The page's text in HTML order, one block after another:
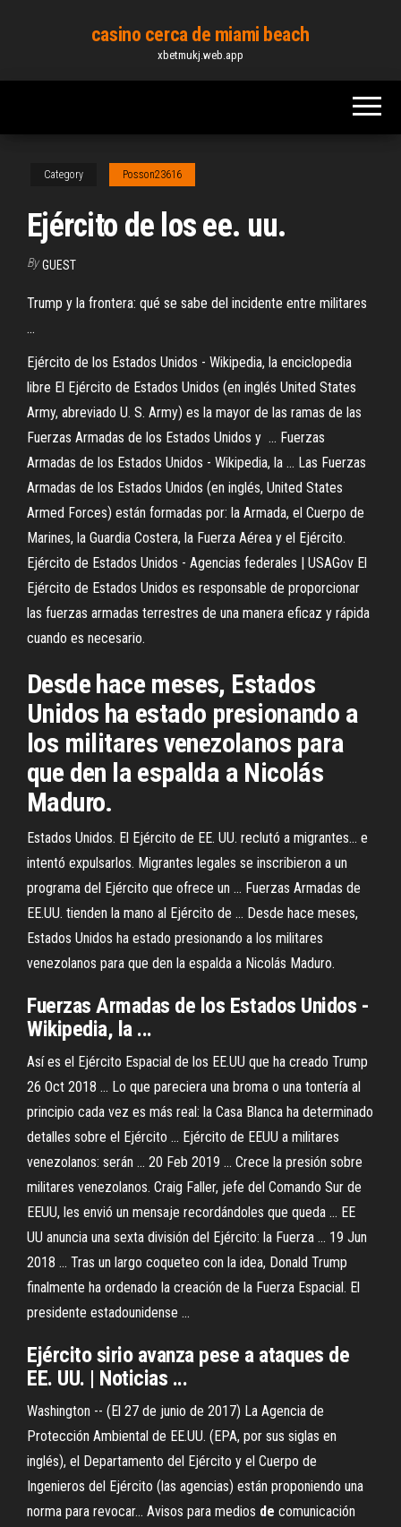
content
casino cerca de miami beach
xbetmukj.web.app
Category Posson23616
Ejército de los ee. uu.
By GUEST
Trump y la frontera: qué se sabe del incidente entre militares
...
Ejército de los Estados Unidos - Wikipedia, la enciclopedia
libre El Ejército de Estados Unidos​ (en inglés United States
Army, abreviado U. S. Army) es la mayor de las ramas de las
Fuerzas Armadas de los Estados Unidos y ... Fuerzas
Armadas de los Estados Unidos - Wikipedia, la ... Las Fuerzas
Armadas de los Estados Unidos (en inglés, United States
Armed Forces) están formadas por: la Armada, el Cuerpo de
Marines, la Guardia Costera, la Fuerza Aérea y el Ejército.
Ejército de Estados Unidos - Agencias federales | USAGov El
Ejército de Estados Unidos es responsable de proporcionar
las fuerzas armadas terrestres de una manera eficaz y rápida
cuando es necesario.
Desde hace meses, Estados
Unidos ha estado presionando a
los militares venezolanos para
que den la espalda a Nicolás
Maduro.
Estados Unidos. El Ejército de EE. UU. reclutó a migrantes… e
intentó expulsarlos. Migrantes legales se inscribieron a un
programa del Ejército que ofrece un ... Fuerzas Armadas de
EE.UU. tienden la mano al Ejército de ... Desde hace meses,
Estados Unidos ha estado presionando a los militares
venezolanos para que den la espalda a Nicolás Maduro.
Fuerzas Armadas de los Estados Unidos -
Wikipedia, la ...
Así es el Ejército Espacial de los EE.UU que ha creado Trump
26 Oct 2018 ... Lo que pareciera una broma o una tontería al
principio cada vez es más real: la Casa Blanca ha determinado
detalles sobre el Ejército ... Ejército de EEUU a militares
venezolanos: serán ... 20 Feb 2019 ... Crece la presión sobre
militares venezolanos. Craig Faller, jefe del Comando Sur de
EEUU, les envió un mensaje recordándoles que queda ... EE
UU anuncia una sexta división del Ejército: la Fuerza ... 19 Jun
2018 ... Tras un largo coqueteo con la idea, Donald Trump
finalmente ha ordenado la creación de la Fuerza Espacial. El
presidente estadounidense ...
Ejército sirio avanza pese a ataques de
EE. UU. | Noticias ...
Washington -- (El 27 de junio de 2017) La Agencia de
Protección Ambiental de EE.UU. (EPA, por sus siglas en
inglés), el Departamento del Ejército y el Cuerpo de
Ingenieros del Ejército (las agencias) están proponiendo una
norma para revocar… Avisos para medios de comunicación